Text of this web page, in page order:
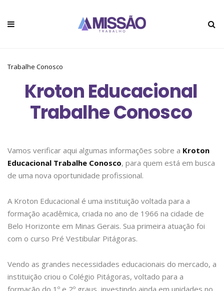
Trabalhe Conosco
Kroton Educacional
Trabalhe Conosco
Vamos verificar aqui algumas informações sobre a Kroton
Educacional Trabalhe Conosco, para quem está em busca
de uma nova oportunidade profissional.
A Kroton Educacional é uma instituição voltada para a
formação acadêmica, criada no ano de 1966 na cidade de
Belo Horizonte em Minas Gerais. Sua primeira atuação foi
com o curso Pré Vestibular Pitágoras.
Vendo as grandes necessidades educacionais do mercado, a
instituição criou o Colégio Pitágoras, voltado para a
formação do 1º e 2º graus, investindo ainda em unidades no